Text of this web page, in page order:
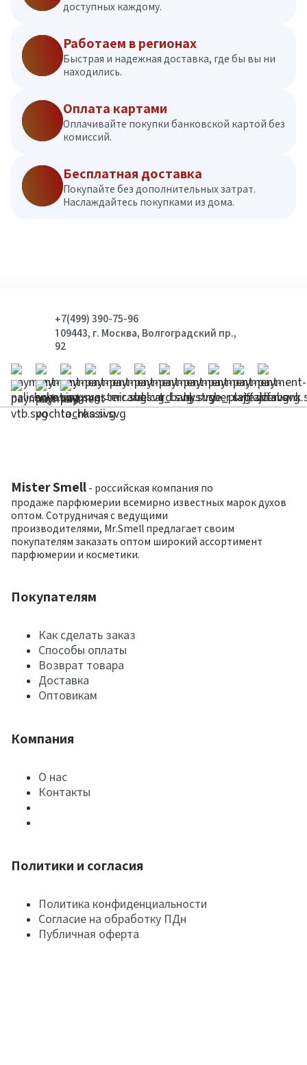
доступных каждому.
Работаем в регионах
Быстрая и надежная доставка, где бы вы ни
находились.
Оплата картами
Оплачивайте покупки банковской картой без
комиссий.
Бесплатная доставка
Покупайте без дополнительных затрат.
Наслаждайтесь покупками из дома.
+7(499) 390-75-96
109443, г. Москва, Волгоградский пр.,
92
Mister Smell - российская компания по
продаже парфюмерии всемирно известных марок духов
оптом. Сотрудничая с ведущими
производителями, Mr.Smell предлагает своим
покупателям заказать оптом широкий ассортимент
парфюмерии и косметики.
Покупателям
Как сделать заказ
Способы оплаты
Возврат товара
Доставка
Оптовикам
Компания
О нас
Контакты
Политики и согласия
Политика конфиденциальности
Согласие на обработку ПДн
Публичная оферта